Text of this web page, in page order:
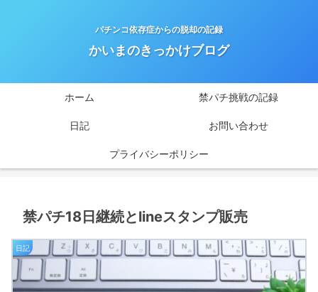
パチンコ依存症からの脱却の記録
かいまのきっかけブログ
ホーム 禁パチ挑戦の記録
日記 お問い合わせ
プライバシーポリシー
禁パチ18日継続とlineスタンプ販売
日記